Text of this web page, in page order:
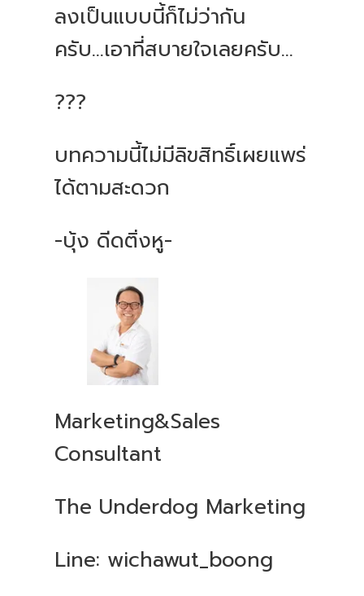
ลงเป็นแบบนี้ก็ไม่ว่ากัน
ครับ...เอาที่สบายใจเลยครับ...
???
บทความนี้ไม่มีลิขสิทธิ์เผยแพร่
ได้ตามสะดวก
-บุ้ง ดีดติ่งหู-
Marketing&Sales
Consultant
The Underdog Marketing
Line: wichawut_boong